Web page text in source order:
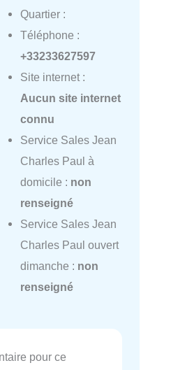
Quartier :
Téléphone :
+33233627597
Site internet :
Aucun site internet
connu
Service Sales Jean
Charles Paul à
domicile : non
renseigné
Service Sales Jean
Charles Paul ouvert
dimanche : non
renseigné
pour ce